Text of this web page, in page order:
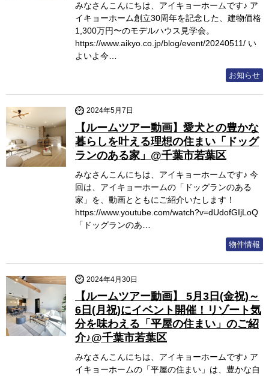
みなさんこんにちは、アイキョーホームです♪ ア
イキョーホーム創立30周年を記念した、建物価格
1,300万円〜のモデルハウス見学会。
https://www.aikyo.co.jp/blog/event/20240511/ い
よいよ今…
お知らせ
2024年5月7日
【ルームツアー動画】愛犬との豊かな
暮らしを叶える理想の住まい「ドッグ
ランのある家」@千葉市若葉区
みなさんこんにちは、アイキョーホームです♪ 今
回は、アイキョーホームの「ドッグランのある
家」を、動画とともにご紹介いたします！
https://www.youtube.com/watch?v=dUdofGIjLoQ
「ドッグランのあ…
物件情報
2024年4月30日
【ルームツアー動画】 5月3日(金祝)～
6日(月祝)にイベント開催！リゾート気
分を味わえる「平屋の住まい」のご紹
介♪@千葉市若葉区
みなさんこんにちは、アイキョーホームです♪ ア
イキョーホームの「平屋の住まい」は、豊かな自